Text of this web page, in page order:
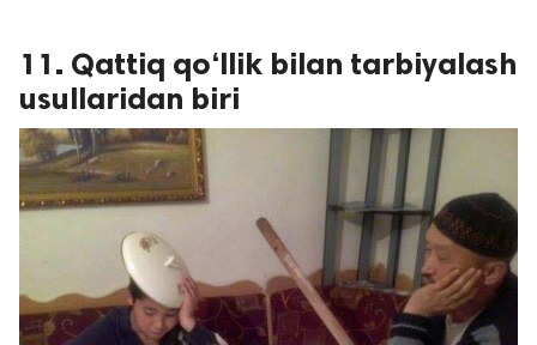
11. Qattiq qo‘llik bilan tarbiyalash
usullaridan biri